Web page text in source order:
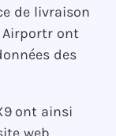
de livraison
Airportr ont
des
ont ainsi